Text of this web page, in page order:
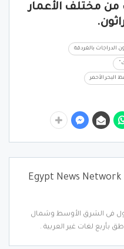
مختلف الأعمار
الدراجات بالغردقة
البحر الأحمر
فى الشرق الأوسط وشمال
بأربع لغات غير العربية .